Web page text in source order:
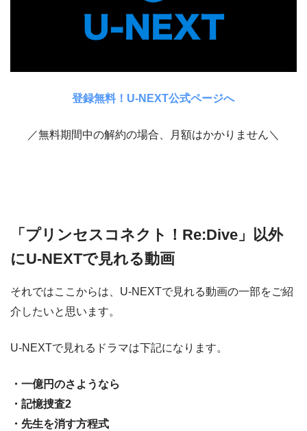
登録無料！U-NEXT公式ページへ
／無料期間中の解約の場合、月額はかかりません＼
「プリンセスコネクト！Re:Dive」以外
にU-NEXTで見れる動画
それではここからは、U-NEXTで見れる動画の一部をご紹
介したいと思います。
U-NEXTで見れるドラマは下記になります。
・一億円のさようなら
・記憶捜査2
・先生を消す方程式